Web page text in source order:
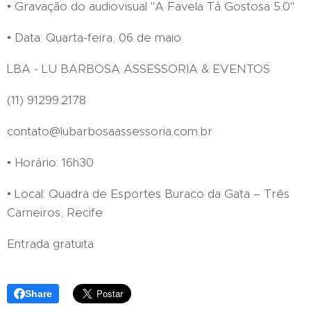
• Gravação do audiovisual "A Favela Tá Gostosa 5.0"
• Data: Quarta-feira, 06 de maio
LBA - LU BARBOSA ASSESSORIA & EVENTOS
(11) 91299.2178
contato@lubarbosaassessoria.com.br
• Horário: 16h30
• Local: Quadra de Esportes Buraco da Gata – Três
Carneiros, Recife
Entrada gratuita
Share